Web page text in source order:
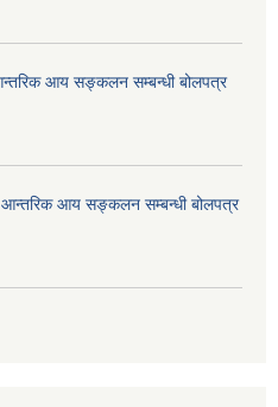
आय सङ्कलन सम्बन्धी बोलपत्र
आन्तरिक आय सङ्कलन सम्बन्धी बोलपत्र